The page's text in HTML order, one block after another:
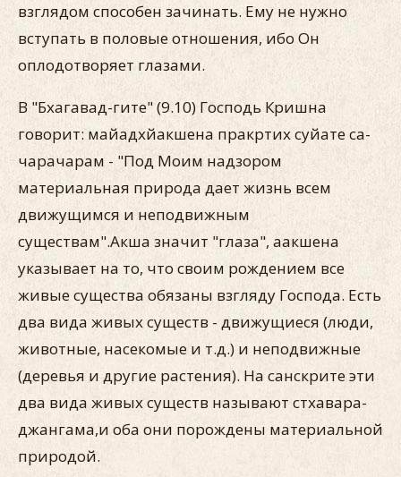
взглядом способен зачинать. Ему не нужно
вступать в половые отношения, ибо Он
оплодотворяет глазами.
В "Бхагавад-гите" (9.10) Господь Кришна
говорит: майадхйакшена пракртих суйате са-
чарачарам - "Под Моим надзором
материальная природа дает жизнь всем
движущимся и неподвижным
существам".Акша значит "глаза", аакшена
указывает на то, что своим рождением все
живые существа обязаны взгляду Господа. Есть
два вида живых существ - движущиеся (люди,
животные, насекомые и т.д.) и неподвижные
(деревья и другие растения). На санскрите эти
два вида живых существ называют стхавара-
джангама,и оба они порождены материальной
природой.